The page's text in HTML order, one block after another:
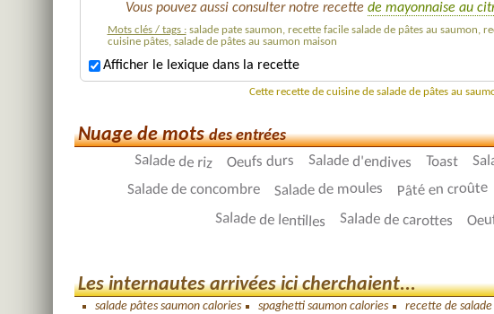
Vous pouvez aussi consulter notre recette de mayonnaise au
Mots clés / tags : salade pate saumon, recette facile salade de pâtes au saumon,
cuisine pâtes, salade de pâtes au saumon maison
Afficher le lexique dans la recette
Cette recette de cuisine de salade de pâtes au
Nuage de motsdes entrées
Salade de riz Oeufs durs Salade d'endives Toast
Salade de concombre Salade de moules Pâté en croûte
Salade de lentilles Salade de carottes
Les internautes arrivées ici cherchaient...
salade pâtes saumon calories spaghetti saumon calories recette de